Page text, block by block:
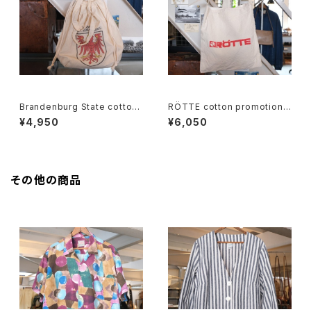
Brandenburg State cotton
souvenir drawstring Bag
¥4,950
RÖTTE cotton promotional
shoulder Bag
¥6,050
その他の商品